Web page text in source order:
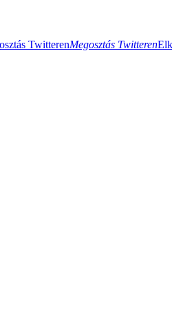
TwitterenMegosztás Twitteren